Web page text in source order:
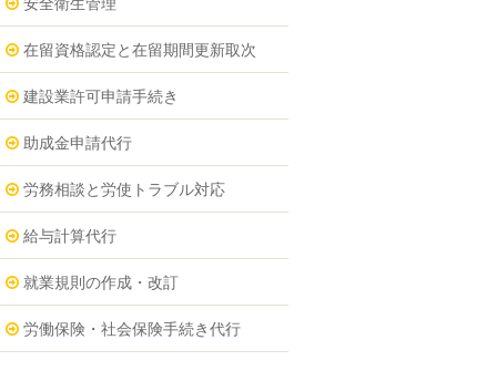
在留資格認定と在留期間更新取次
建設業許可申請手続き
助成金申請代行
労務相談と労使トラブル対応
給与計算代行
就業規則の作成・改訂
労働保険・社会保険手続き代行